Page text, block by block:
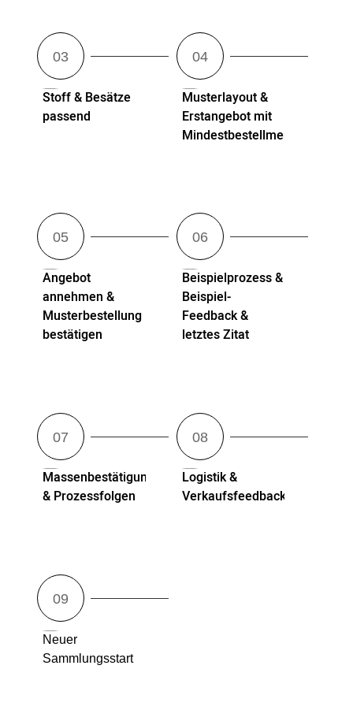
Stoff & Besätze
passend
Musterlayout &
Erstangebot mit
Mindestbestellmenge
Angebot
annehmen &
Musterbestellung
bestätigen
Beispielprozess &
Beispiel-
Feedback &
letztes Zitat
Massenbestätigung
& Prozessfolgen
Logistik &
Verkaufsfeedback
Neuer
Sammlungsstart